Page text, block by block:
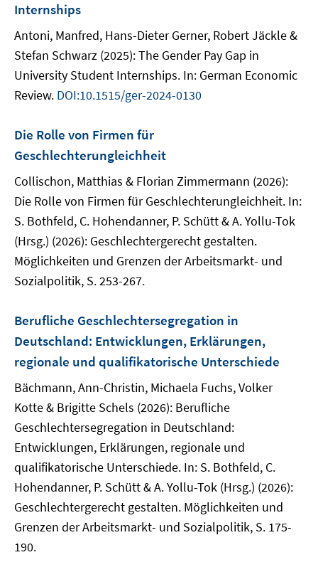
Internships
Antoni, Manfred, Hans-Dieter Gerner, Robert Jäckle &
Stefan Schwarz (2025): The Gender Pay Gap in
University Student Internships. In: German Economic
Review. DOI:10.1515/ger-2024-0130
Die Rolle von Firmen für
Geschlechterungleichheit
Collischon, Matthias & Florian Zimmermann (2026):
Die Rolle von Firmen für Geschlechterungleichheit. In:
S. Bothfeld, C. Hohendanner, P. Schütt & A. Yollu-Tok
(Hrsg.) (2026): Geschlechtergerecht gestalten.
Möglichkeiten und Grenzen der Arbeitsmarkt- und
Sozialpolitik, S. 253-267.
Berufliche Geschlechtersegregation in
Deutschland: Entwicklungen, Erklärungen,
regionale und qualifikatorische Unterschiede
Bächmann, Ann-Christin, Michaela Fuchs, Volker
Kotte & Brigitte Schels (2026): Berufliche
Geschlechtersegregation in Deutschland:
Entwicklungen, Erklärungen, regionale und
qualifikatorische Unterschiede. In: S. Bothfeld, C.
Hohendanner, P. Schütt & A. Yollu-Tok (Hrsg.) (2026):
Geschlechtergerecht gestalten. Möglichkeiten und
Grenzen der Arbeitsmarkt- und Sozialpolitik, S. 175-
190.